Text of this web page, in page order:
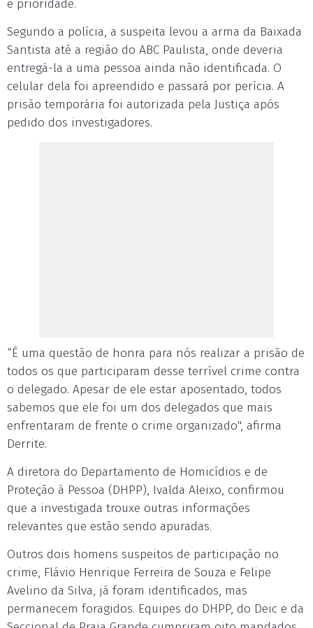
é prioridade.
Segundo a polícia, a suspeita levou a arma da Baixada
Santista até a região do ABC Paulista, onde deveria
entregá-la a uma pessoa ainda não identificada. O
celular dela foi apreendido e passará por perícia. A
prisão temporária foi autorizada pela Justiça após
pedido dos investigadores.
“É uma questão de honra para nós realizar a prisão de
todos os que participaram desse terrível crime contra
o delegado. Apesar de ele estar aposentado, todos
sabemos que ele foi um dos delegados que mais
enfrentaram de frente o crime organizado", afirma
Derrite.
A diretora do Departamento de Homicídios e de
Proteção à Pessoa (DHPP), Ivalda Aleixo, confirmou
que a investigada trouxe outras informações
relevantes que estão sendo apuradas.
Outros dois homens suspeitos de participação no
crime, Flávio Henrique Ferreira de Souza e Felipe
Avelino da Silva, já foram identificados, mas
permanecem foragidos. Equipes do DHPP, do Deic e da